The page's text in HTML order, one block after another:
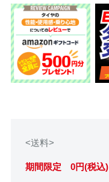
<送料>
期間限定 0円(税込)